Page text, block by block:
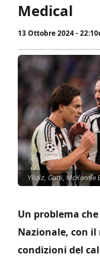
Medical
13 Ottobre 2024 - 22:10
Yildiz, Gatti, McKennie
Un problema
Nazionale, con il
condizioni del